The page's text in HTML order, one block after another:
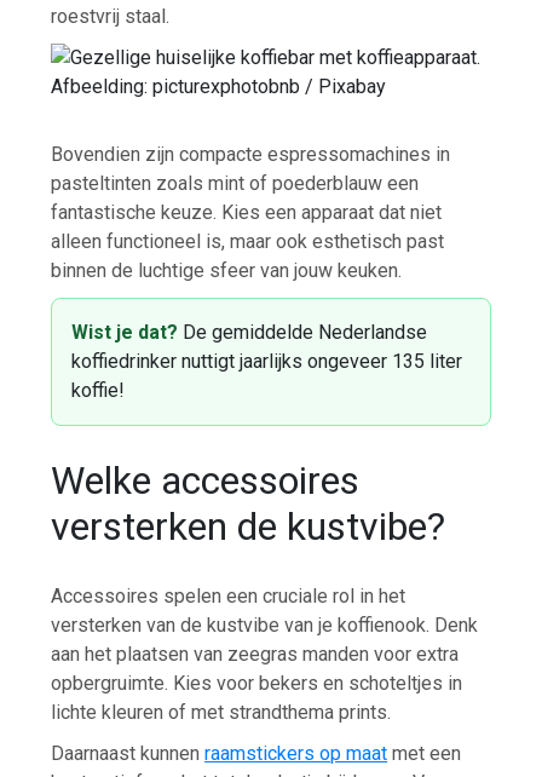
roestvrij staal.
Afbeelding: picturexphotobnb / Pixabay
Bovendien zijn compacte espressomachines in
pasteltinten zoals mint of poederblauw een
fantastische keuze. Kies een apparaat dat niet
alleen functioneel is, maar ook esthetisch past
binnen de luchtige sfeer van jouw keuken.
Wist je dat? De gemiddelde Nederlandse
koffiedrinker nuttigt jaarlijks ongeveer 135 liter
koffie!
Welke accessoires
versterken de kustvibe?
Accessoires spelen een cruciale rol in het
versterken van de kustvibe van je koffienook. Denk
aan het plaatsen van zeegras manden voor extra
opbergruimte. Kies voor bekers en schoteltjes in
lichte kleuren of met strandthema prints.
Daarnaast kunnenraamstickers op maat met een